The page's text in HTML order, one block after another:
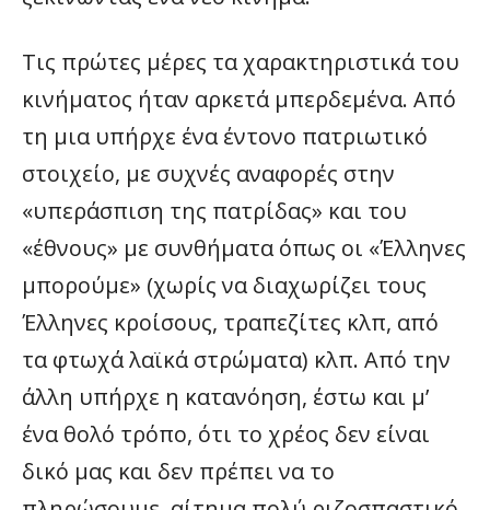
Τις πρώτες μέρες τα χαρακτηριστικά του
κινήματος ήταν αρκετά μπερδεμένα. Από
τη μια υπήρχε ένα έντονο πατριωτικό
στοιχείο, με συχνές αναφορές στην
«υπεράσπιση της πατρίδας» και του
«έθνους» με συνθήματα όπως οι «Έλληνες
μπορούμε» (χωρίς να διαχωρίζει τους
Έλληνες κροίσους, τραπεζίτες κλπ, από
τα φτωχά λαϊκά στρώματα) κλπ. Από την
άλλη υπήρχε η κατανόηση, έστω και μ’
ένα θολό τρόπο, ότι το χρέος δεν είναι
δικό μας και δεν πρέπει να το